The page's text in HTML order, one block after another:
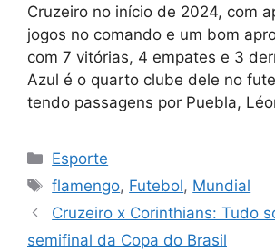
Cruzeiro no início de 2024, com
jogos no comando e um bom
com 7 vitórias, 4 empates e 3
Azul é o quarto clube dele no
tendo passagens por Puebla,
Categorias
Esporte
Tags
flamengo, Futebol, Mundial
Cruzeiro x Corinthians: Tudo
semifinal da Copa do Brasil